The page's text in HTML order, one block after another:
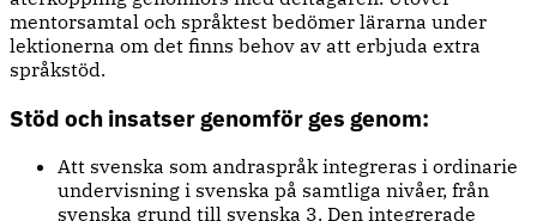
mentorsamtal och språktest bedömer lärarna under
lektionerna om det finns behov av att erbjuda extra
språkstöd.
Stöd och insatser genomför ges genom:
Att svenska som andraspråk integreras i ordinarie
undervisning i svenska på samtliga nivåer, från
svenska grund till svenska 3. Den integrerade